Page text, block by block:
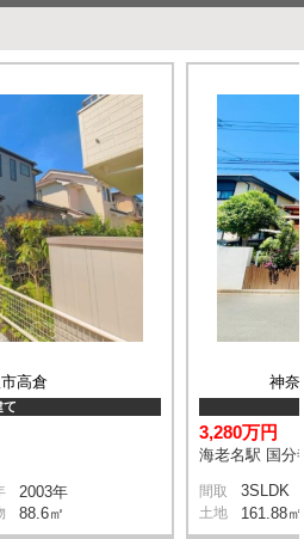
高倉
て
2003年
88.6㎡
神奈
3,280万円
海老名駅 国分
間取 3SLDK
土地 161.88㎡